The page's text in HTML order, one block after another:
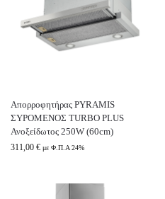
Απορροφητήρας PYRAMIS
ΣΥΡΟΜΕΝΟΣ TURBO PLUS
Ανοξείδωτος 250W (60cm)
311,00 € με Φ.Π.Α 24%